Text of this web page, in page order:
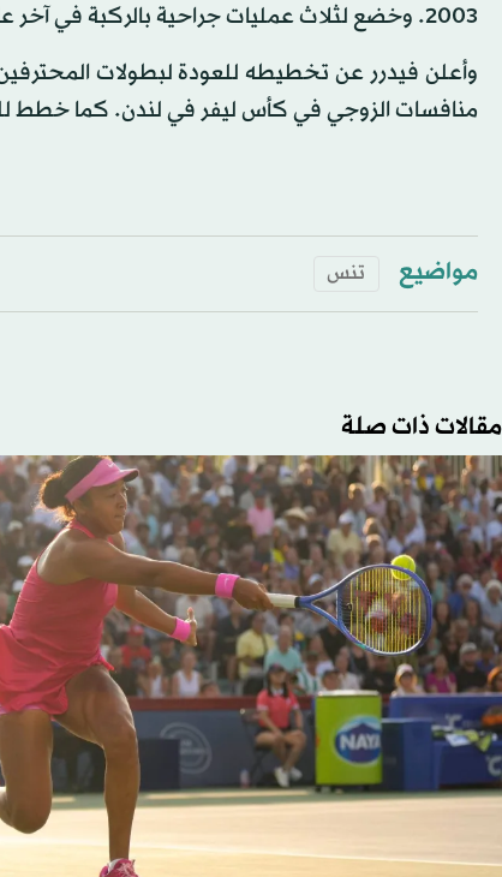
2003. وخضع لثلاث عمليات جراحية بالركبة في آخر عامين.
وأعلن فيدرر عن تخطيطه للعودة لبطولات
منافسات الزوجي في كأس ليفر في لندن. كما خطط
مواضيع تنس
مقالات ذات صلة